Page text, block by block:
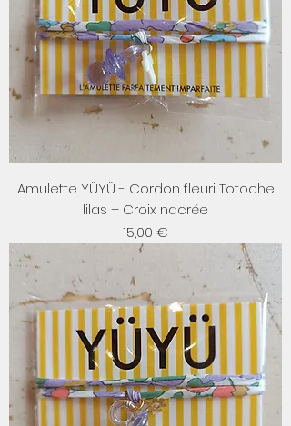
Amulette YÜYÜ - Cordon fleuri Totoche
lilas + Croix nacrée
Prix
15,00 €